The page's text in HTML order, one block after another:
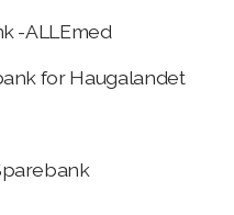
-ALLEmed
for Haugalandet